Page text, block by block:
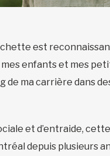
est
enfants et mes
de ma carrière dans
et d’entraide,
depuis plusieurs